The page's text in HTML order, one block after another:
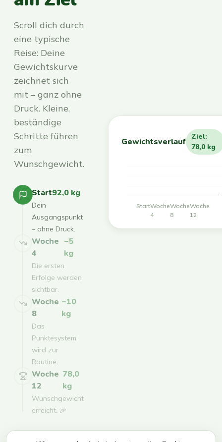
Scroll dich durch
eine typische
Reise: Deine
Gewichtskurve
zeichnet sich
mit – ganz ohne
Druck. Kleine,
beständige
Schritte führen
zum
Wunschgewicht.
Start92,0 kg
Dein
Ausgangspunkt
– ohne Druck.
Woche
4
−5
kg
Die ersten
Erfolge werden
sichtbar.
Woche
8
−10
kg
Das
Punktesystem
wird zur
Routine.
Woche
12
78,0
kg
Wunschgewicht
erreicht. 🎉
Gewichtsverlauf
Ziel:
78,0 kg
StartWoche
4
Woche
8
Woche
12